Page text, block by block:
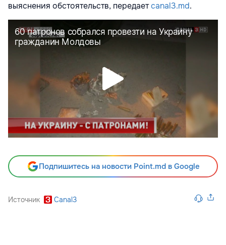
выяснения обстоятельств, передаетcanal3.md.
Подпишитесь на новости Point.md в Google
Источник Canal3